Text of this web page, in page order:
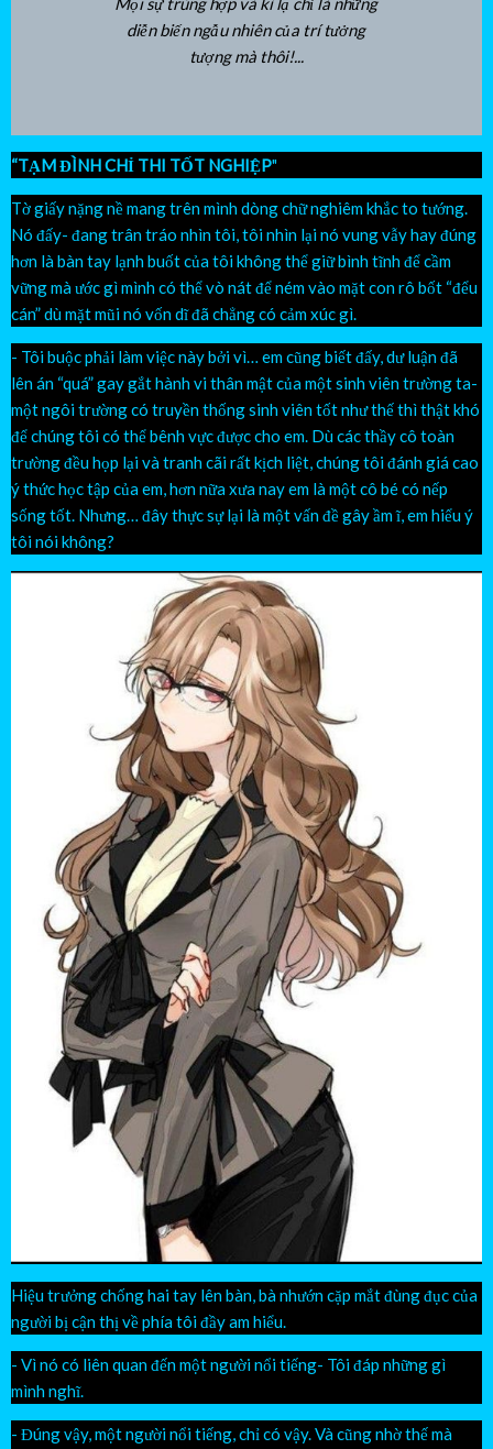
diễn biến ngẫu nhiên của trí tưởng
tượng mà thôi!...
“TẠM ĐÌNH CHỈ THI TỐT NGHIỆP"
Tờ giấy nặng nề mang trên mình dòng chữ nghiêm khắc to tướng.
Nó đấy- đang trân tráo nhìn tôi, tôi nhìn lại nó vung vẫy hay đúng
hơn là bàn tay lạnh buốt của tôi không thể giữ bình tĩnh để cầm
vững mà ước gì mình có thể vò nát để ném vào mặt con rô bốt “đểu
cán” dù mặt mũi nó vốn dĩ đã chẳng có cảm xúc gì.
- Tôi buộc phải làm việc này bởi vì… em cũng biết đấy, dư luận đã
lên án “quá” gay gắt hành vi thân mật của một sinh viên trường ta-
một ngôi trường có truyền thống sinh viên tốt như thế thì thật khó
để chúng tôi có thể bênh vực được cho em. Dù các thầy cô toàn
trường đều họp lại và tranh cãi rất kịch liệt, chúng tôi đánh giá cao
ý thức học tập của em, hơn nữa xưa nay em là một cô bé có nếp
sống tốt. Nhưng… đây thực sự lại là một vấn đề gây ầm ĩ, em hiểu ý
tôi nói không?
Hiệu trưởng chống hai tay lên bàn, bà nhướn cặp mắt đùng đục của
người bị cận thị về phía tôi đầy am hiểu.
- Vì nó có liên quan đến một người nổi tiếng- Tôi đáp những gì
mình nghĩ.
- Đúng vậy, một người nổi tiếng, chỉ có vậy. Và cũng nhờ thế mà